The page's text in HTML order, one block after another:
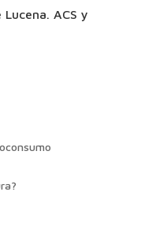
ACS y